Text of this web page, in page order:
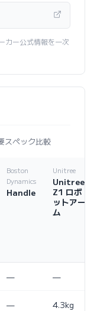
カー公式情報を一次
スペック比較
Boston
Dynamics
Handle
Unitree
Unitree
Z1 ロボ
ットアー
ム
— —
— 4.3kg